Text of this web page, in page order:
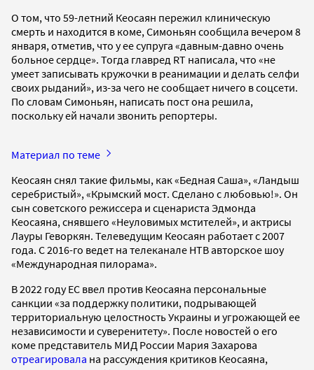
О том, что 59-летний Кеосаян пережил клиническую
смерть и находится в коме, Симоньян сообщила вечером 8
января, отметив, что у ее супруга «давным-давно очень
больное сердце». Тогда главред RT написала, что «не
умеет записывать кружочки в реанимации и делать селфи
своих рыданий», из-за чего не сообщает ничего в соцсети.
По словам Симоньян, написать пост она решила,
поскольку ей начали звонить репортеры.
Материал по теме
Кеосаян снял такие фильмы, как «Бедная Саша», «Ландыш
серебристый», «Крымский мост. Сделано с любовью!». Он
сын советского режиссера и сценариста Эдмонда
Кеосаяна, снявшего «Неуловимых мстителей», и актрисы
Лауры Геворкян. Телеведущим Кеосаян работает с 2007
года. С 2016-го ведет на телеканале НТВ авторское шоу
«Международная пилорама».
В 2022 году ЕС ввел против Кеосаяна персональные
санкции «за поддержку политики, подрывающей
территориальную целостность Украины и угрожающей ее
независимости и суверенитету». После новостей о его
коме представитель МИД России Мария Захарова
отреагировала на рассуждения критиков Кеосаяна,